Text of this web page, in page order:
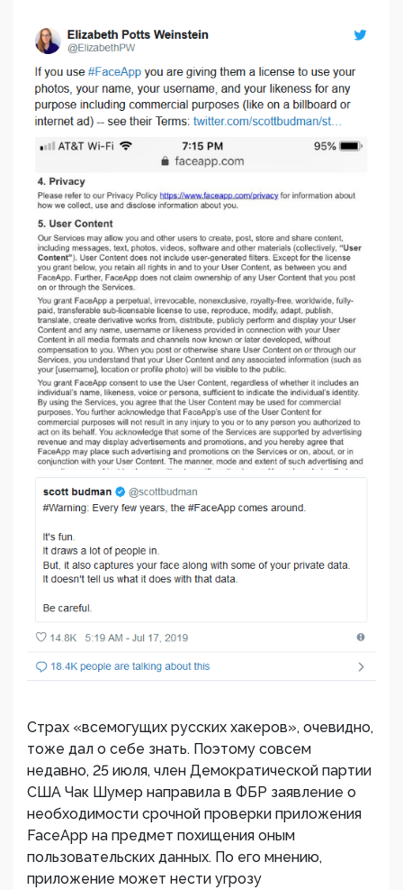
Страх «всемогущих русских хакеров», очевидно,
тоже дал о себе знать. Поэтому совсем
недавно, 25 июля, член Демократической партии
США Чак Шумер направила в ФБР заявление о
необходимости срочной проверки приложения
FaceApp на предмет похищения оным
пользовательских данных. По его мнению,
приложение может нести угрозу